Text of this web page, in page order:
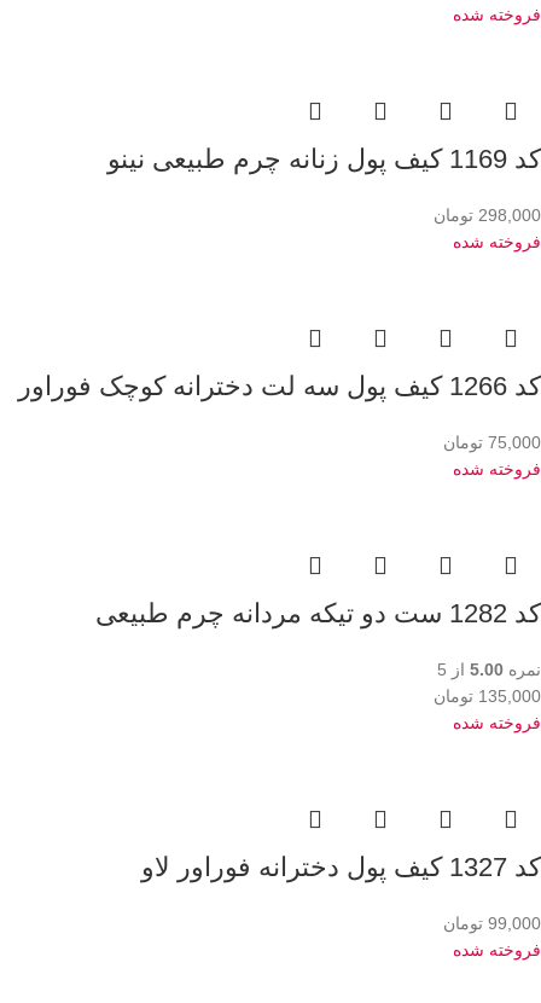
فروخته شده
کد 1169 کیف پول زنانه چرم طبیعی نینو
298,000 تومان
فروخته شده
کد 1266 کیف پول سه لت دخترانه کوچک فوراور
75,000 تومان
فروخته شده
کد 1282 ست دو تیکه مردانه چرم طبیعی
نمره 5.00 از 5
135,000 تومان
فروخته شده
کد 1327 کیف پول دخترانه فوراور لاو
99,000 تومان
فروخته شده